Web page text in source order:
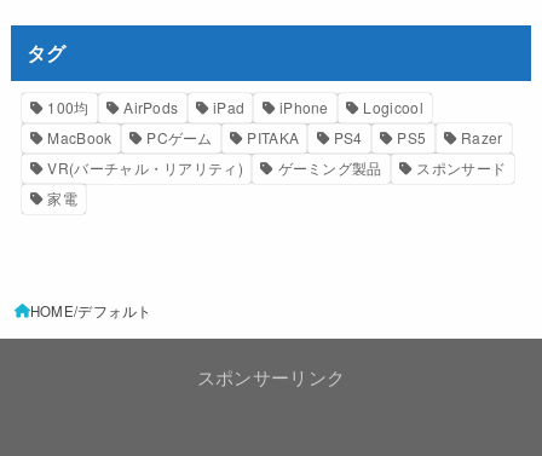
タグ
100均 AirPods iPad iPhone
Logicool
MacBook
PCゲーム PITAKA PS4 PS5
Razer
VR(バーチャル・リアリティ)
ゲーミング製品
スポンサード
家電
HOME デフォルト
スポンサーリンク